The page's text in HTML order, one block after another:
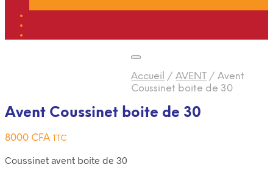
Accueil / AVENT / Avent
Coussinet boite de 30
Avent Coussinet boite de 30
8000 CFA TTC
Coussinet avent boite de 30